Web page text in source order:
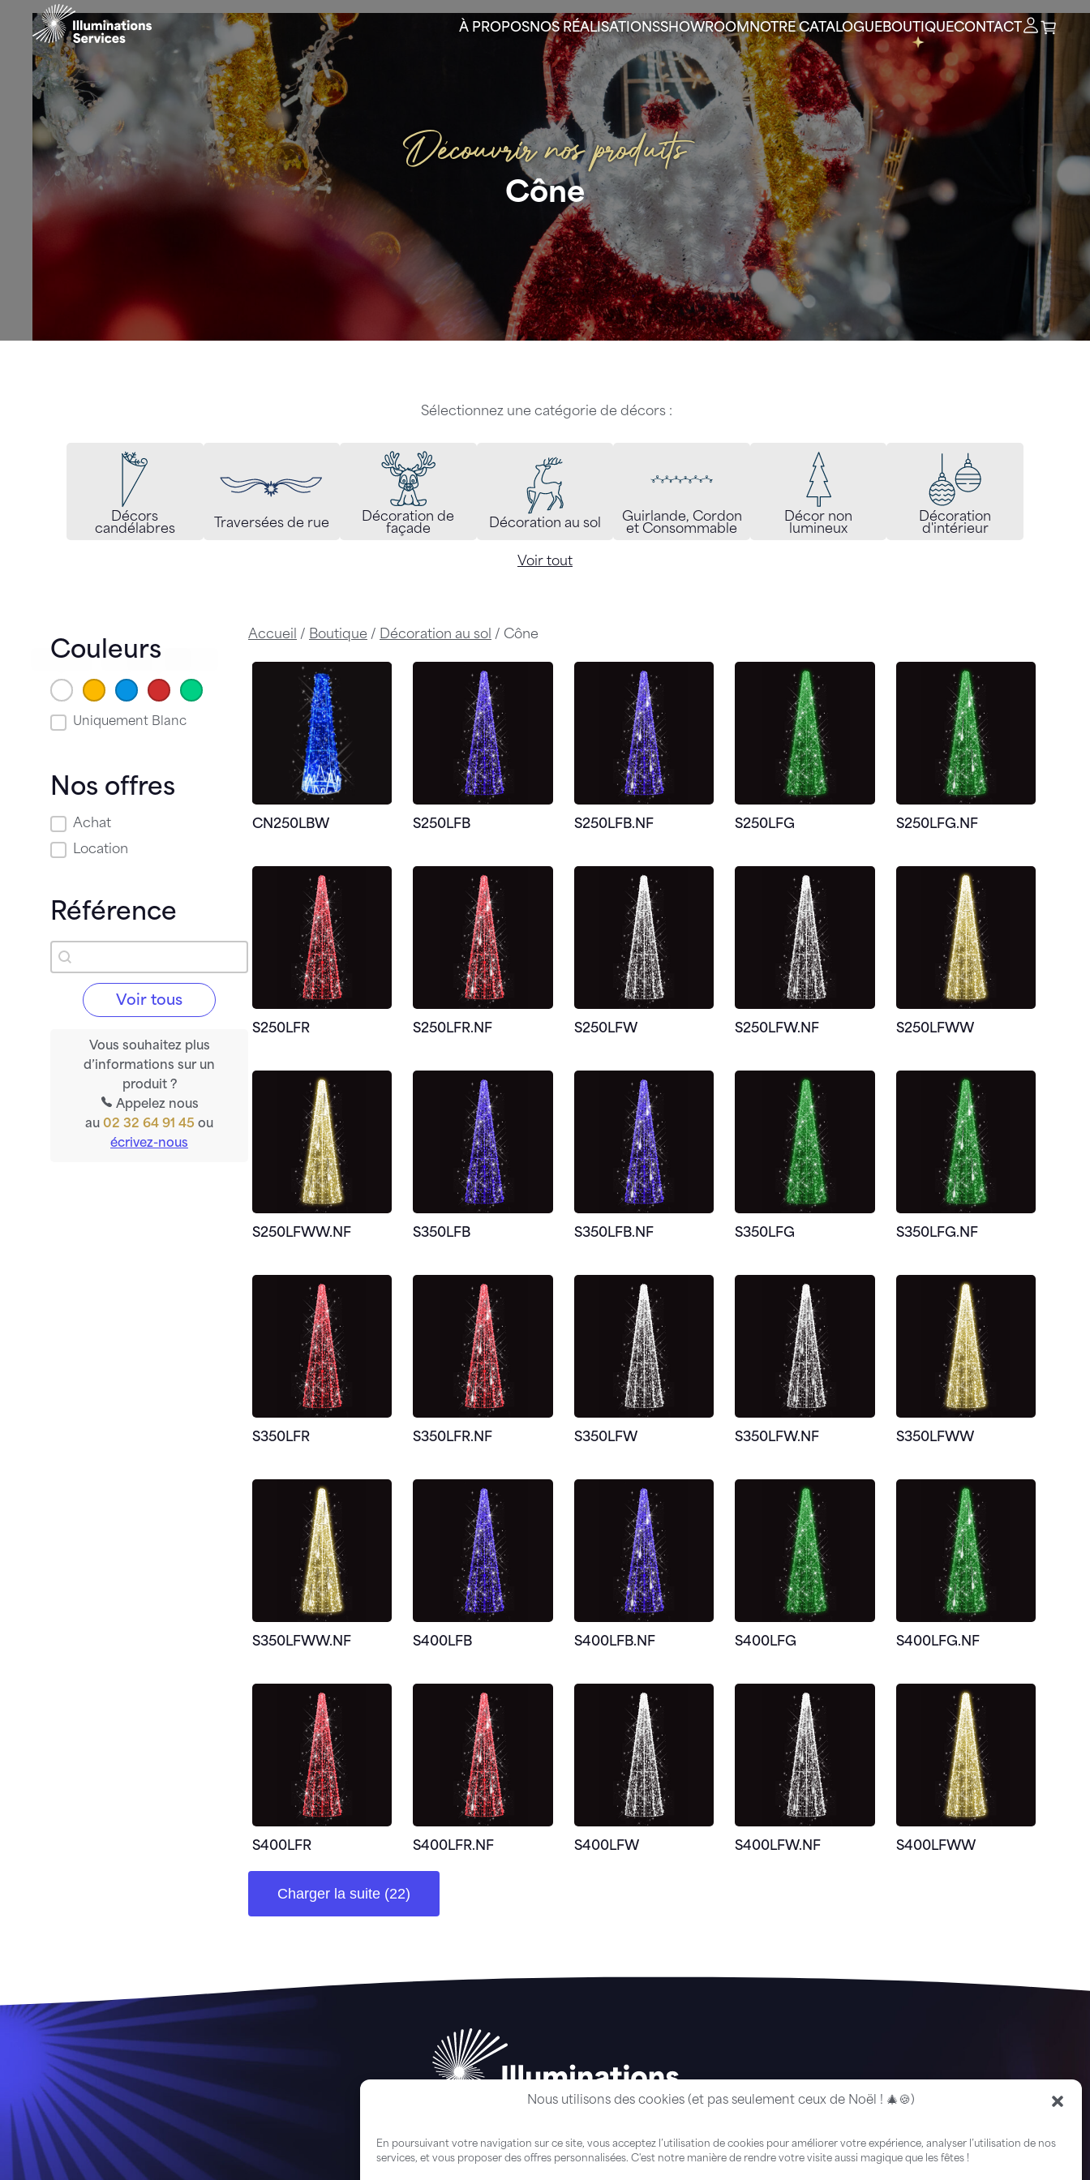
Nous utilisons des cookies (et pas seulement ceux de Noël ! 🎄🍪)
En poursuivant votre navigation sur ce site, vous acceptez l’utilisation de cookies pour améliorer votre expérience, analyser l’utilisation de nos
services, et vous proposer des offres personnalisées. C'est notre manière de rendre votre visite aussi magique que les fêtes !
À PROPOSNOS RÉALISATIONSSHOWROOMNOTRE CATALOGUEBOUTIQUECONTACT
Découvrir nos produits
Cône
Sélectionnez une catégorie de décors :
Décors
candélabres
Traversées de rue
Décoration de
façade
Décoration au sol
Guirlande, Cordon
et Consommable
Décor non
lumineux
Décoration
d'intérieur
Voir tout
Couleurs
Tri couleur
Blanc (52)
Blanc Chaud / Or(11)
Bleu(11)
Rouge
Uniquement Blanc
Nos offres
Nos offres
Achat
Location
Référence
Référence
Rechercher
Voir tous
Vous souhaitez plus
d’informations sur un
produit ?
Appelez nous
au 02 32 64 91 45 ou
écrivez-nous
Accueil / Boutique / Décoration au sol / Cône
CN250LBW S250LFB S250LFB.NF S250LFG S250LFG.NF
S250LFR S250LFR.NF S250LFW S250LFW.NF S250LFWW
S250LFWW.NF S350LFB S350LFB.NF S350LFG S350LFG.NF
S350LFR S350LFR.NF S350LFW S350LFW.NF S350LFWW
S350LFWW.NF S400LFB S400LFB.NF S400LFG S400LFG.NF
S400LFR S400LFR.NF S400LFW S400LFW.NF S400LFWW
Charger la suite (22)